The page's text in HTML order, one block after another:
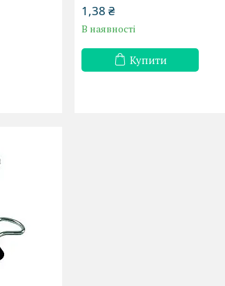
1,38 ₴
В наявності
Купити